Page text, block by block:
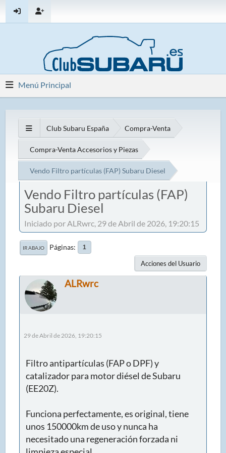
Menú Principal
Club Subaru España Compra-Venta
Compra-Venta Accesorios y Piezas
Vendo Filtro partículas (FAP) Subaru Diesel
Vendo Filtro partículas (FAP)
Subaru Diesel
Iniciado por ALRwrc, 29 de Abril de 2026, 19:20:15
IR ABAJO Páginas 1
Acciones del Usuario
ALRwrc
29 de Abril de 2026, 19:20:15
Filtro antipartículas (FAP o DPF) y
catalizador para motor diésel de Subaru
(EE20Z).
Funciona perfectamente, es original, tiene
unos 150000km de uso y nunca ha
necesitado una regeneración forzada ni